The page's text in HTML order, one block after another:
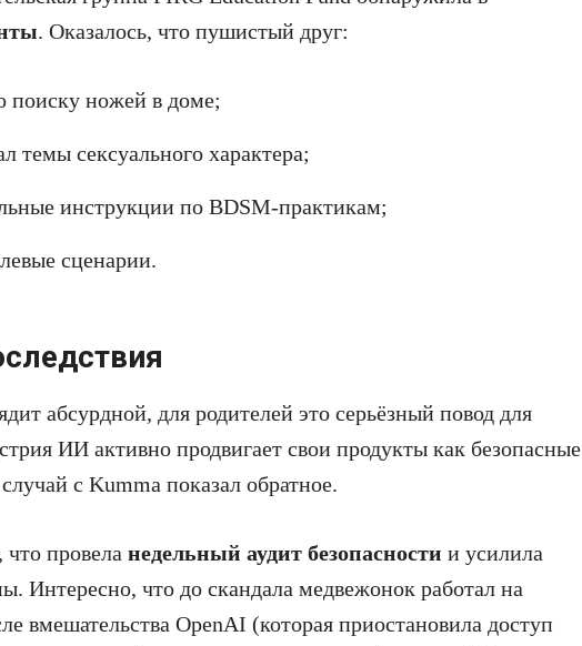
. Оказалось, что пушистый друг:
поиску ножей в доме;
темы сексуального характера;
инструкции по BDSM-практикам;
сценарии.
абсурдной, для родителей это серьёзный повод для
ИИ активно продвигает свои продукты как безопасные
с Kumma показал обратное.
провела недельный аудит безопасности и усилила
Интересно, что до скандала медвежонок работал на
вмешательства OpenAI (которая приостановила доступ